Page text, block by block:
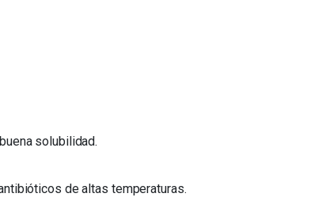
solubilidad.
de altas temperaturas.